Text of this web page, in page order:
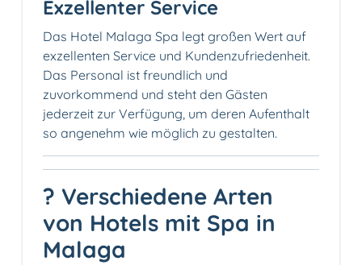
Exzellenter Service
Das Hotel Malaga Spa legt großen Wert auf
exzellenten Service und Kundenzufriedenheit.
Das Personal ist freundlich und
zuvorkommend und steht den Gästen
jederzeit zur Verfügung, um deren Aufenthalt
so angenehm wie möglich zu gestalten.
? Verschiedene Arten
von Hotels mit Spa in
Malaga